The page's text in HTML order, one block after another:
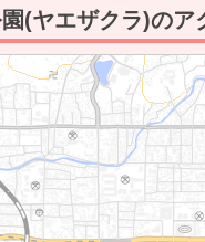
(ヤエザクラ)のア